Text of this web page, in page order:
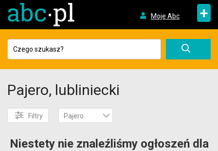
Moje Abc +
Pajero, lubliniecki
Filtry Pajero
Niestety nie znaleźliśmy ogłoszeń dla